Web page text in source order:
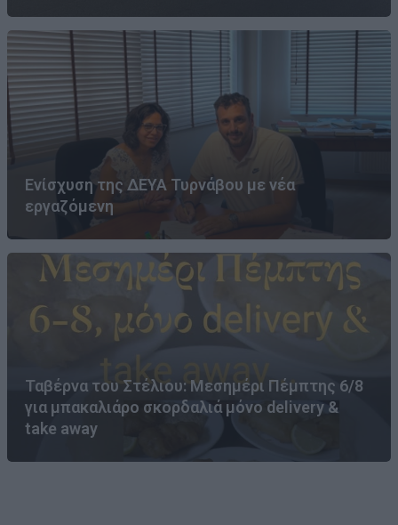
Ενίσχυση της ΔΕΥΑ Τυρνάβου με νέα
εργαζόμενη
Ταβέρνα του Στέλιου: Μεσημέρι Πέμπτης 6/8
για μπακαλιάρο σκορδαλιά μόνο delivery &
take away